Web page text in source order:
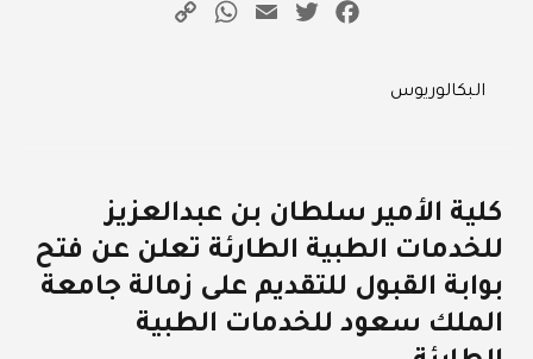
Facebook
Twitter
Email
WhatsApp
Categories
البكالوريوس
كلية الأمير سلطان بن عبدالعزيز
للخدمات الطبية الطارئة تعلن عن فتح
بوابة القبول للتقديم على زمالة جامعة
الملك سعود للخدمات الطبية